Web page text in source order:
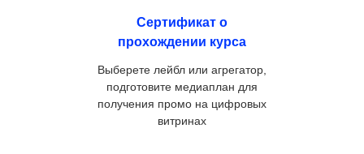
Сертификат о
прохождении курса
Выберете лейбл или агрегатор,
подготовите медиаплан для
получения промо на цифровых
витринах